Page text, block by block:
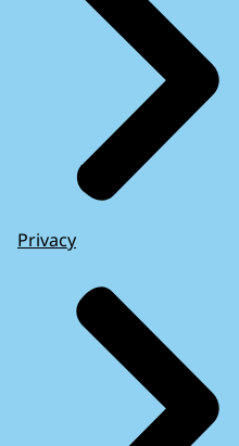
Privacy